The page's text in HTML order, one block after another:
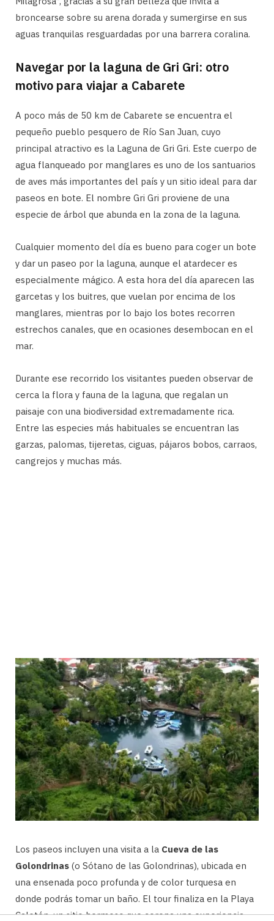
broncearse sobre su arena dorada y sumergirse en sus
aguas tranquilas resguardadas por una barrera coralina.
Navegar por la laguna de Gri Gri: otro
motivo para viajar a Cabarete
A poco más de 50 km de Cabarete se encuentra el
pequeño pueblo pesquero de Río San Juan, cuyo
principal atractivo es la Laguna de Gri Gri. Este cuerpo de
agua flanqueado por manglares es uno de los santuarios
de aves más importantes del país y un sitio ideal para dar
paseos en bote. El nombre Gri Gri proviene de una
especie de árbol que abunda en la zona de la laguna.
Cualquier momento del día es bueno para coger un bote
y dar un paseo por la laguna, aunque el atardecer es
especialmente mágico. A esta hora del día aparecen las
garcetas y los buitres, que vuelan por encima de los
manglares, mientras por lo bajo los botes recorren
estrechos canales, que en ocasiones desembocan en el
mar.
Durante ese recorrido los visitantes pueden observar de
cerca la flora y fauna de la laguna, que regalan un
paisaje con una biodiversidad extremadamente rica.
Entre las especies más habituales se encuentran las
garzas, palomas, tijeretas, ciguas, pájaros bobos, carraos,
cangrejos y muchas más.
Los paseos incluyen una visita a la Cueva de las
Golondrinas (o Sótano de las Golondrinas), ubicada en
una ensenada poco profunda y de color turquesa en
donde podrás tomar un baño. El tour finaliza en la Playa
Caletón, un sitio hermoso que corona una experiencia